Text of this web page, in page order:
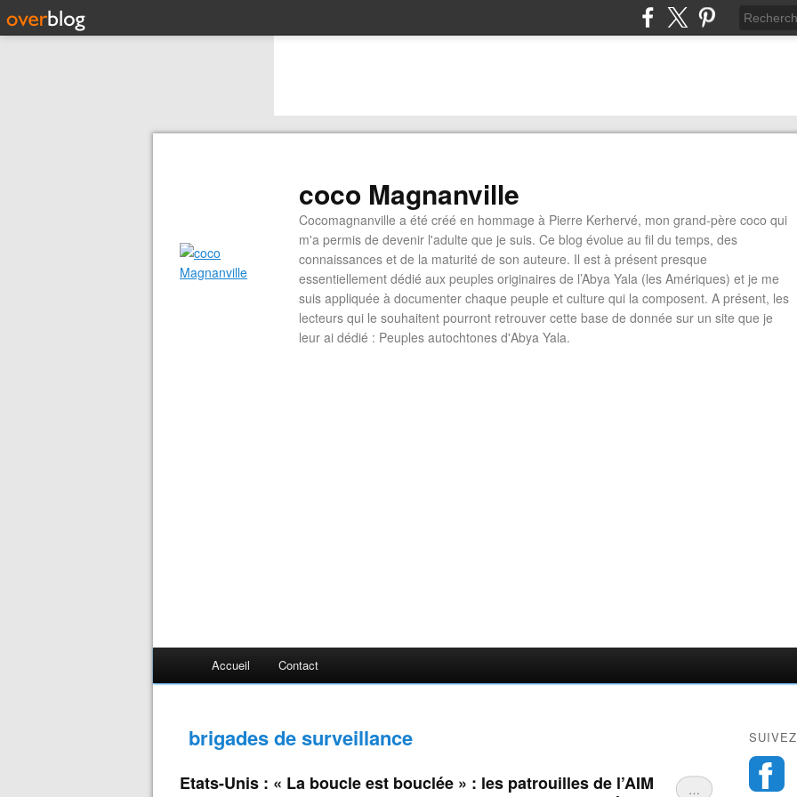
coco Magnanville
Cocomagnanville a été créé en hommage à Pierre Kerhervé, mon grand-père coco qui
m'a permis de devenir l'adulte que je suis. Ce blog évolue au fil du temps, des
connaissances et de la maturité de son auteure. Il est à présent presque
essentiellement dédié aux peuples originaires de l’Abya Yala (les Amériques) et je me
suis appliquée à documenter chaque peuple et culture qui la composent. A présent, les
lecteurs qui le souhaitent pourront retrouver cette base de donnée sur un site que je
leur ai dédié : Peuples autochtones d'Abya Yala.
Accueil Contact
brigades de surveillance
…
Etats-Unis : « La boucle est bouclée » : les patrouilles de l’AIM